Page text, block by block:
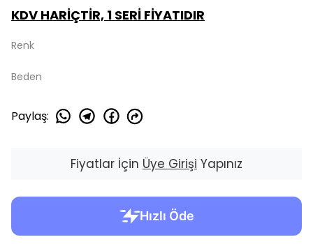
KDV HARİÇTİR, 1 SERİ FİYATIDIR
Renk
Beden
Paylaş:
Fiyatlar İçin Üye Girişi Yapınız